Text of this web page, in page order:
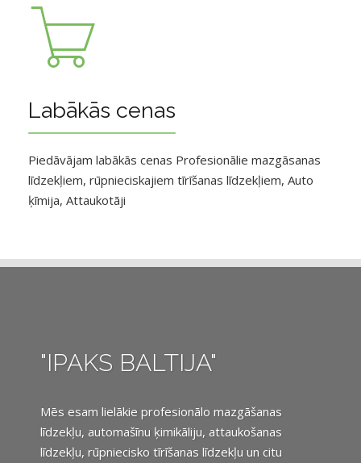
Labākās cenas
Piedāvājam labākās cenas Profesionālie mazgāsanas
līdzekļiem, rūpnieciskajiem tīrīšanas līdzekļiem, Auto
ķīmija, Attaukotāji
"IPAKS BALTIJA"
Mēs esam lielākie profesionālo mazgāšanas
līdzekļu, automašīnu ķimikāliju, attaukošanas
līdzekļu, rūpniecisko tīrīšanas līdzekļu un citu